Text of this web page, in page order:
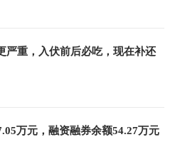
严重，入伏前后必吃，现在补还
万元，融资融券余额54.27万元